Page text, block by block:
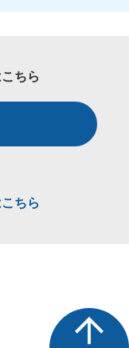
ちら
ちら